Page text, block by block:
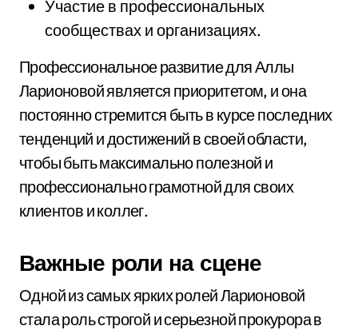
Участие в профессиональных
сообществах и организациях.
Профессиональное развитие для Аллы
Ларионовой является приоритетом, и она
постоянно стремится быть в курсе последних
тенденций и достижений в своей области,
чтобы быть максимально полезной и
профессионально грамотной для своих
клиентов и коллег.
Важные роли на сцене
Одной из самых ярких ролей Ларионовой
стала роль строгой и серьезной прокурора в